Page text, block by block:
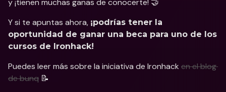
y ¡tienen muchas ganas de conocerte! 🤝
Y si te apuntas ahora, ¡podrías tener la
oportunidad de ganar una beca para uno de los
cursos de Ironhack!
Puedes leer más sobre la iniciativa de Ironhack en el blog
de bunq 📝